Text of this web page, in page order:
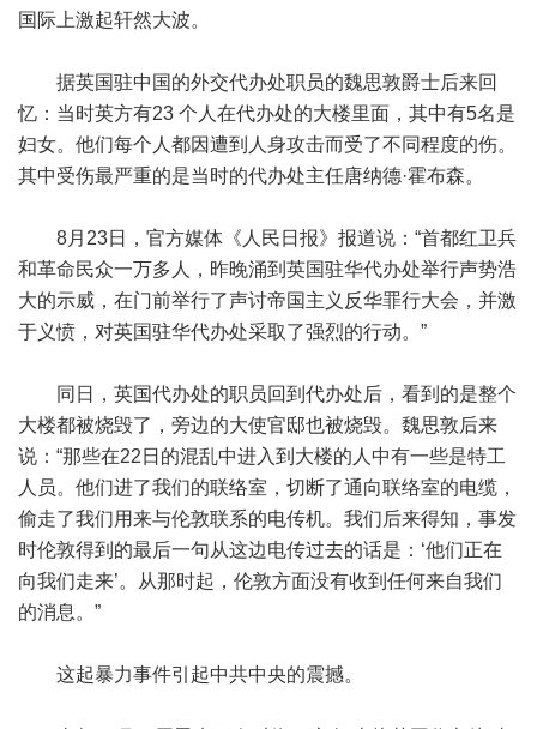
国际上激起轩然大波。
据英国驻中国的外交代办处职员的魏思敦爵士后来回
忆：当时英方有23 个人在代办处的大楼里面，其中有5名是
妇女。他们每个人都因遭到人身攻击而受了不同程度的伤。
其中受伤最严重的是当时的代办处主任唐纳德·霍布森。
8月23日，官方媒体《人民日报》报道说：“首都红卫兵
和革命民众一万多人，昨晚涌到英国驻华代办处举行声势浩
大的示威，在门前举行了声讨帝国主义反华罪行大会，并激
于义愤，对英国驻华代办处采取了强烈的行动。”
同日，英国代办处的职员回到代办处后，看到的是整个
大楼都被烧毁了，旁边的大使官邸也被烧毁。魏思敦后来
说：“那些在22日的混乱中进入到大楼的人中有一些是特工
人员。他们进了我们的联络室，切断了通向联络室的电缆，
偷走了我们用来与伦敦联系的电传机。我们后来得知，事发
时伦敦得到的最后一句从这边电传过去的话是：‘他们正在
向我们走来’。从那时起，伦敦方面没有收到任何来自我们
的消息。”
这起暴力事件引起中共中央的震撼。